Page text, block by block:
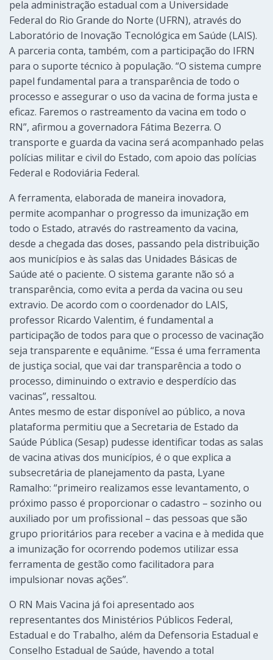
pela administração estadual com a Universidade
Federal do Rio Grande do Norte (UFRN), através do
Laboratório de Inovação Tecnológica em Saúde (LAIS).
A parceria conta, também, com a participação do IFRN
para o suporte técnico à população. “O sistema cumpre
papel fundamental para a transparência de todo o
processo e assegurar o uso da vacina de forma justa e
eficaz. Faremos o rastreamento da vacina em todo o
RN”, afirmou a governadora Fátima Bezerra. O
transporte e guarda da vacina será acompanhado pelas
polícias militar e civil do Estado, com apoio das polícias
Federal e Rodoviária Federal.
A ferramenta, elaborada de maneira inovadora,
permite acompanhar o progresso da imunização em
todo o Estado, através do rastreamento da vacina,
desde a chegada das doses, passando pela distribuição
aos municípios e às salas das Unidades Básicas de
Saúde até o paciente. O sistema garante não só a
transparência, como evita a perda da vacina ou seu
extravio. De acordo com o coordenador do LAIS,
professor Ricardo Valentim, é fundamental a
participação de todos para que o processo de vacinação
seja transparente e equânime. “Essa é uma ferramenta
de justiça social, que vai dar transparência a todo o
processo, diminuindo o extravio e desperdício das
vacinas”, ressaltou.
Antes mesmo de estar disponível ao público, a nova
plataforma permitiu que a Secretaria de Estado da
Saúde Pública (Sesap) pudesse identificar todas as salas
de vacina ativas dos municípios, é o que explica a
subsecretária de planejamento da pasta, Lyane
Ramalho: “primeiro realizamos esse levantamento, o
próximo passo é proporcionar o cadastro – sozinho ou
auxiliado por um profissional – das pessoas que são
grupo prioritários para receber a vacina e à medida que
a imunização for ocorrendo podemos utilizar essa
ferramenta de gestão como facilitadora para
impulsionar novas ações”.
O RN Mais Vacina já foi apresentado aos
representantes dos Ministérios Públicos Federal,
Estadual e do Trabalho, além da Defensoria Estadual e
Conselho Estadual de Saúde, havendo a total